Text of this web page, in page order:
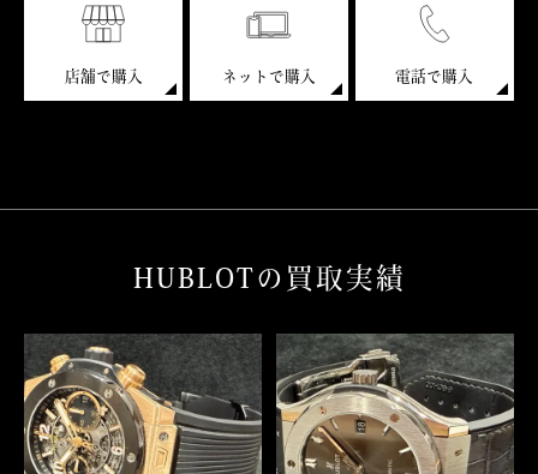
店舗で購入 ネットで購入 電話で購入
HUBLOTの買取実績